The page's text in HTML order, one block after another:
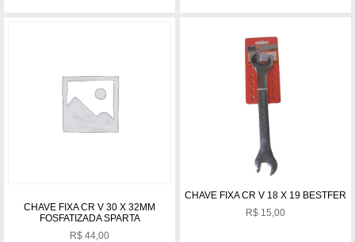
CHAVE FIXA CR V 30 X 32MM
FOSFATIZADA SPARTA
R$ 44,00
CHAVE FIXA CR V 18 X 19 BESTFER
R$ 15,00